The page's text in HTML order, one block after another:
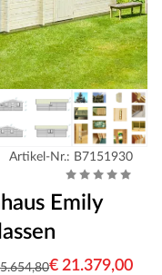
Artikel-Nr.: B7151930
Emily
€ 21.379,00